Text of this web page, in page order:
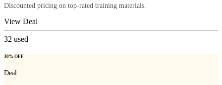
Discounted pricing on top-rated training materials.
View Deal
32 used
30% OFF
Deal